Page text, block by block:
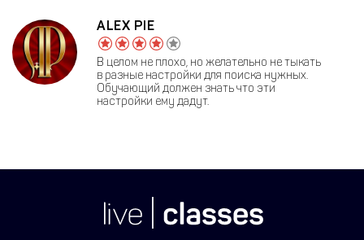
ALEX PIE
В целом не плохо, но желательно не тыкать
в разные настройки для поиска нужных.
Обучающий должен знать что эти
настройки ему дадут.